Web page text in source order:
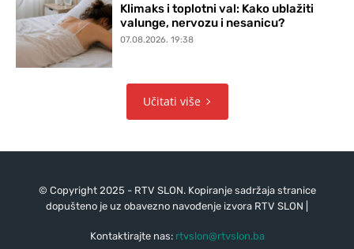
Klimaks i toplotni val: Kako ublažiti
valunge, nervozu i nesanicu?
07.08.2026. 19:38
Učitati više
© Copyright 2025 - RTV SLON. Kopiranje sadržaja stranice
dopušteno je uz obavezno navođenje izvora RTV SLON |
Kontaktirajte nas: rtvslon@rtvslon.ba